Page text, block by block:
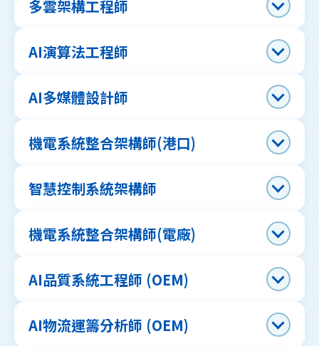
多雲架構工程師
AI演算法工程師
AI多媒體設計師
機電系統整合架構師(港口)
智慧控制系統架構師
機電系統整合架構師(電廠)
AI品質系統工程師 (OEM)
AI物流運籌分析師 (OEM)